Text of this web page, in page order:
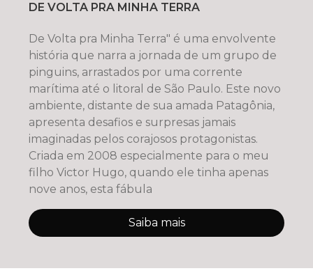
DE VOLTA PRA MINHA TERRA
De Volta pra Minha Terra" é uma envolvente
história que narra a jornada de um grupo de
pinguins, arrastados por uma corrente
marítima até o litoral de São Paulo. Este novo
ambiente, distante de sua amada Patagônia,
apresenta desafios e surpresas jamais
imaginadas pelos corajosos protagonistas.
Criada em 2008 especialmente para o meu
filho Victor Hugo, quando ele tinha apenas
nove anos, esta fábula
Saiba mais